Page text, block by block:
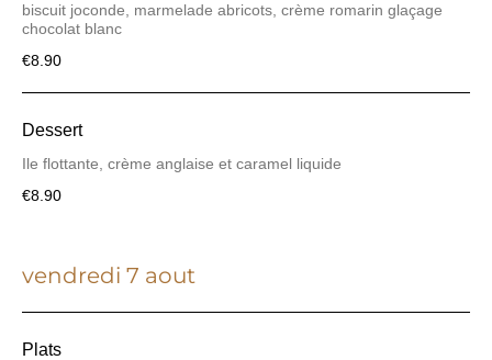
biscuit joconde, marmelade abricots, crème romarin glaçage
chocolat blanc
€8.90
Dessert
€8.90
vendredi 7 aout
Plats